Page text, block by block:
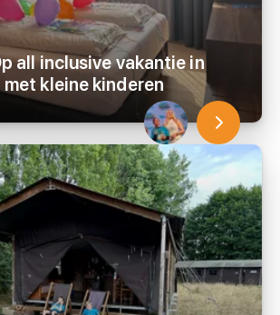
all inclusive vakantie in
kleine kinderen